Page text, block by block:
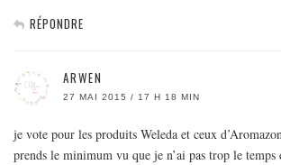
RÉPONDRE
ARWEN
27 MAI 2015 / 17 H 18 MIN
je vote pour les produits Weleda et ceux
prends le minimum vu que je n’ai pas trop le temps